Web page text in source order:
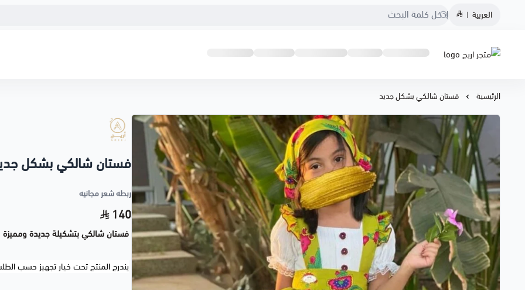
العربية |
متجر اريج
الرئيسية فستان شالكي بشكل جديد
فستان شالكي بشكل
ربطه شعر مجانيه
140
فستان شالكي بتشكيلة جديدة ومميزة
يندرج المنتج تحت خيار تجهيز حسب